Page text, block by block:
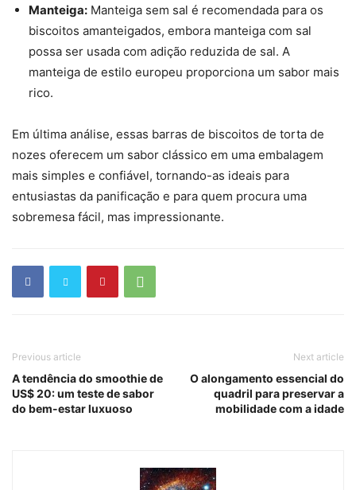
Manteiga: Manteiga sem sal é recomendada para os
biscoitos amanteigados, embora manteiga com sal
possa ser usada com adição reduzida de sal. A
manteiga de estilo europeu proporciona um sabor mais
rico.
Em última análise, essas barras de biscoitos de torta de
nozes oferecem um sabor clássico em uma embalagem
mais simples e confiável, tornando-as ideais para
entusiastas da panificação e para quem procura uma
sobremesa fácil, mas impressionante.
Previous article
A tendência do smoothie de
US$ 20: um teste de sabor
do bem-estar luxuoso
Next article
O alongamento essencial do
quadril para preservar a
mobilidade com a idade